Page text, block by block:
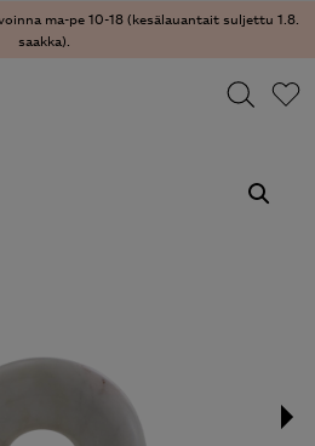
ma-pe 10-18 (kesälauantait suljettu 1.8.
saakka).